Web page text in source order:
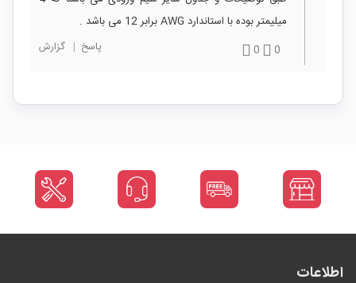
میلیمتر بوده با استاندارد AWG برابر 12 می باشد .
0
0 پاسخ | گزارش
اطلاعات